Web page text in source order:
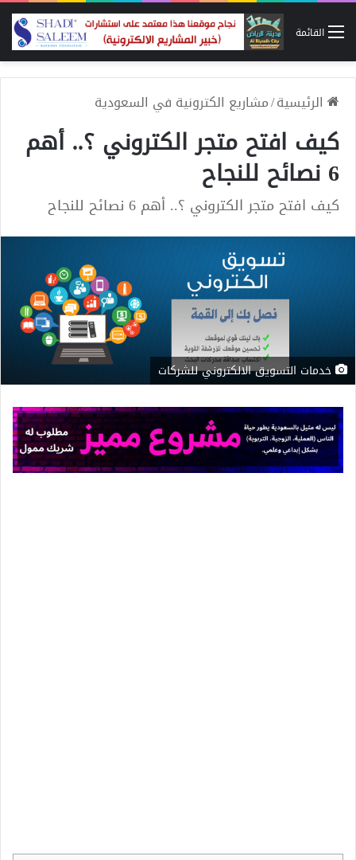
القائمة
الرئيسية/مشاريع الكترونية في السعودية
كيف افتح متجر الكتروني ؟.. أهم
6 نصائح للنجاح
كيف افتح متجر الكتروني ؟.. أهم 6 نصائح للنجاح
خدمات التسويق الالكتروني للشركات